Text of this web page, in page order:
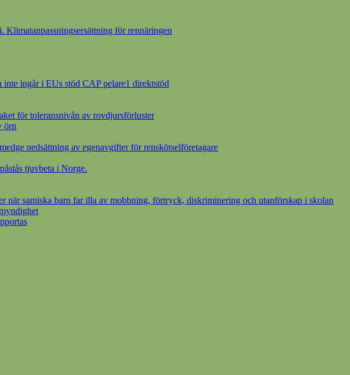
Klimatanpassningsersättning för rennäringen
ingår i EUs stöd CAP pelare1 direktstöd
för toleransnivån av rovdjursförluster
örn
nedsättning av egenavgifter för renskötselföretagare
tjuvbeta i Norge.
när samiska barn far illa av mobbning, förtryck, diskriminering och utanförskap i skolan